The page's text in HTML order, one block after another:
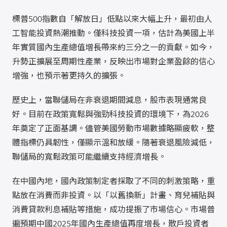
標普500指數自「解放日」低點以來大幅上升，最初由人
工智能投資熱潮推動。僅科技投資一項，估計為美國上半
年實質國內生產總值增長帶來約三分之一的貢獻。如今，
升勢正擴展至周期性產業，反映出市場對企業盈餘的信心
增強，也預示著更持久的擴張。
歷史上，當聯儲局在非衰退期間減息，股市表現通常良
好。目前在政策寬鬆與強勁科技投資的環境下，為2026
年奠定了正面基調。儘管美國勞動市場數據略顯疲軟，整
體指標仍具韌性，僅顯示溫和放緩。隨著衰退風險減低，
聯儲局的寬鬆政策可能繼續支持經濟增長。
在中國內地，國內政策制定者採取了不同的刺激策略，重
點放在消費而非投資。以「以舊換新」計畫、育兒補貼與
消費貸款利息補貼等措施，成功提振了市場信心。市場普
遍預期中國2025年國內生產總值再度增長，散戶投資者